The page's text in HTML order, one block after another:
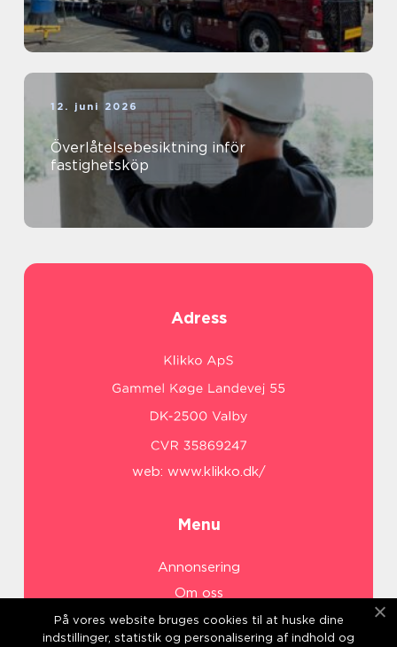
12. juni 2026
Överlåtelsebesiktning inför
fastighetsköp
Adress
web: www.klikko.dk/
Menu
Annonsering
Om oss
Cookies
På vores website bruges cookies til at huske dine
indstillinger, statistik og personalisering af indhold og